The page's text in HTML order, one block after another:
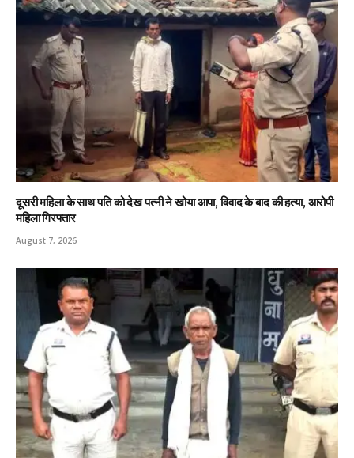
दूसरी महिला के साथ पति को देख पत्नी ने खोया आपा, विवाद के बाद की हत्या, आरोपी
महिला गिरफ्तार
August 7, 2026